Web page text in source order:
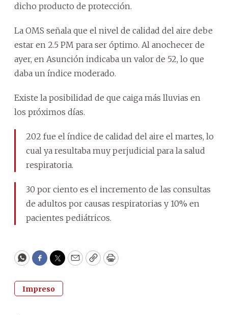
dicho producto de protección.
La OMS señala que el nivel de calidad del aire debe
estar en 2.5 PM para ser óptimo. Al anochecer de
ayer, en Asunción indicaba un valor de 52, lo que
daba un índice moderado.
Existe la posibilidad de que caiga más lluvias en
los próximos días.
202 fue el índice de calidad del aire el martes, lo
cual ya resultaba muy perjudicial para la salud
respiratoria.
30 por ciento es el incremento de las consultas
de adultos por causas respiratorias y 10% en
pacientes pediátricos.
WhatsApp
Facebook
Twitter
EmailCopyPrint
Impreso